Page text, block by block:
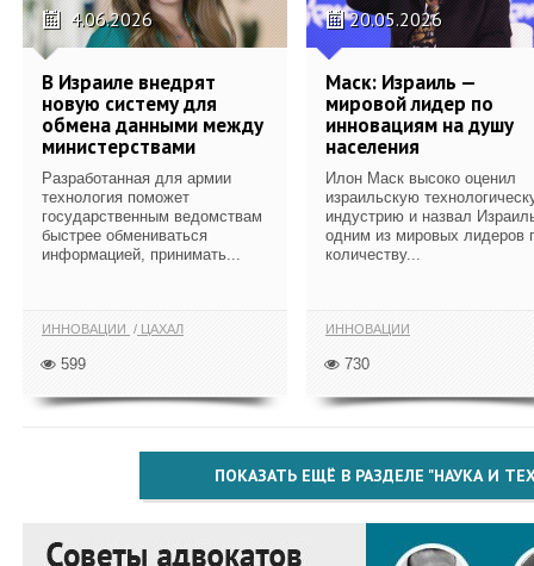
4.06.2026
В Израиле внедрят
новую систему для
обмена данными между
министерствами
Разработанная для армии
технология поможет
государственным ведомствам
быстрее обмениваться
информацией, принимать...
ИННОВАЦИИ ЦАХАЛ
599
20.05.2026
Маск: Израиль —
мировой лидер по
инновациям на душу
населения
Илон Маск высоко оценил
израильскую
индустрию и назвал
одним из мировых лидеров
количеству...
ИННОВАЦИИ
730
ПОКАЗАТЬ ЕЩЁ В РАЗДЕЛЕ "НАУКА И